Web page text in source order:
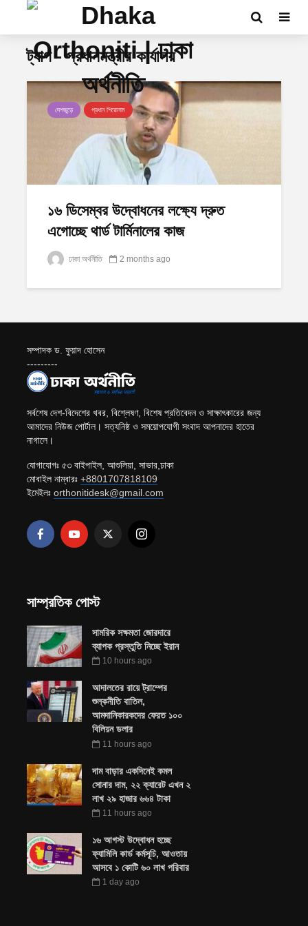
ট্যাগ - প্রধানমন্ত্রীর কার্যালয়
দেশজুড়ে প্রধান শিরোনাম
১৬ ডিসেম্বর উদ্বোধনের লক্ষ্যে দ্রুত
এগোচ্ছে থার্ড টার্মিনালের কাজ
ঢাকা অর্থনীতি 2 months ago
সম্পাদক ড. ফুয়াদ হোসেন
---------
সর্বশেষ দেশ-বিদেশের খবর, বিশ্লেষণ, বিশেষ প্রতিবেদন ও সাক্ষাৎকারের জন্য
আমাদের নিউজ পোর্টাল। সত্যনিষ্ঠ ও সময়োপযোগী সংবাদ আপনাদের হাতের
নাগালে।
যোগাযোগঃ ৫৩ বাইপাইল, আশুলিয়া, সাভার,ঢাকা
মোবাইল নাম্বারঃ +8801707818109
ইমেইলঃ orthonitidesk@gmail.com
সাম্প্রতিক পোস্ট
সামরিক সক্ষমতা জোরদারে
ব্যাপক প্রস্তুতি নিচ্ছে ইরান
10 hours ago
আদালতের রায়ে ট্রাম্পের
শুল্কনীতি বাতিল,
আমদানিকারকদের ফেরত ১০০
বিলিয়ন ডলার
11 hours ago
দাম বাড়ার একদিনেই কমল
সোনার দাম, ২২ ক্যারেট এখন ২
লাখ ২৯ হাজার ৬৬৪ টাকা
11 hours ago
১৬ আগস্ট উদ্বোধন হচ্ছে
ফ্যামিলি কার্ড কর্মসূচি, আওতায়
আসবে ১ কোটি ৬০ লাখ পরিবার
1 day ago